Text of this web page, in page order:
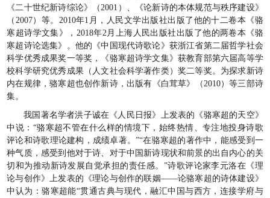
《二十世纪新诗综论》（2001）、《论新诗的本体规范与秩序建设》
（2007）等。2010年1月，人民文学出版社出版了他的十二卷本《骆
寒超诗学文集》，2018年2月上海人民出版社出版了他的两卷本《骆
寒超诗论选集》。他的《中国现代诗歌论》获浙江省第二届哲学社会
科学优秀成果奖一等奖，《骆寒超诗学文集》获教育部第六届高等学
校科学研究优秀成果（人文社会科学著作类）奖二等奖。为探求新诗
内在规律，骆寒超也创作新诗，出版有《白茸草》（2010）等三部诗
集。
我国著名学者洪子诚在《人民日报》上发表的《骆寒超的天空》
中说：“骆寒超不管在什么样的情境下，始终热情、专注地投身诗歌
评论和诗歌理论建构，成绩卓著。”“在骆寒超的著作中，能感受到一
种气质，感受到他对于诗、对于中国新诗现状和前景的出自内心的关
切和为推动新诗发展自觉承担的责任感。”诗歌评论家李元洛在《理
论与创作》上发表的《理论与创作的联姻——论骆寒超的诗体建设》
中认为：骆寒超能“贯通古典与现代，融汇中国与西方，连接学府与